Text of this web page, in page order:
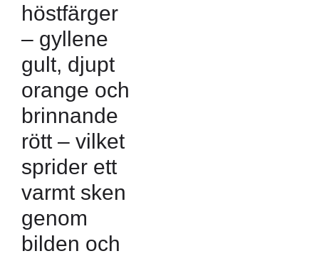
höstfärger
– gyllene
gult, djupt
orange och
brinnande
rött – vilket
sprider ett
varmt sken
genom
bilden och